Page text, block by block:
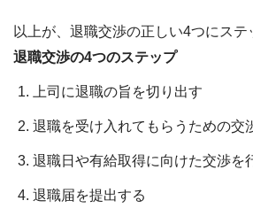
以上が、退職交渉の正しい4つにステ
退職交渉の4つのステップ
上司に退職の旨を切り出す
退職を受け入れてもらうための交
退職日や有給取得に向けた交渉を
退職届を提出する